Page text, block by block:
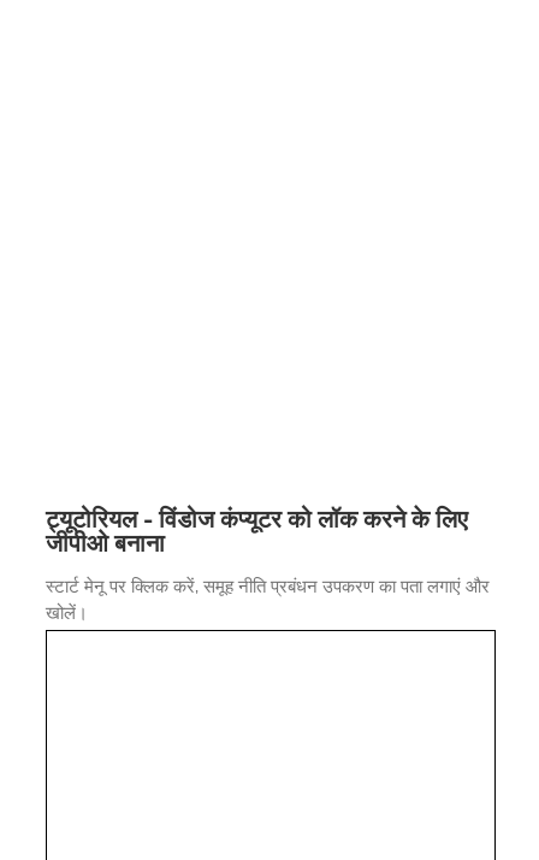
ट्यूटोरियल - विंडोज कंप्यूटर को लॉक करने के लिए
जीपीओ बनाना
स्टार्ट मेनू पर क्लिक करें, समूह नीति प्रबंधन उपकरण का पता लगाएं और
खोलें।